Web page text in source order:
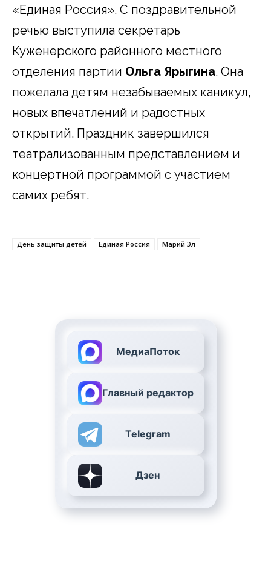
«Единая Россия». С поздравительной
речью выступила секретарь
Куженерского районного местного
отделения партии Ольга Ярыгина. Она
пожелала детям незабываемых каникул,
новых впечатлений и радостных
открытий. Праздник завершился
театрализованным представлением и
концертной программой с участием
самих ребят.
День защиты детей Единая Россия Марий Эл
МедиаПоток
Главный редактор
Telegram
Дзен